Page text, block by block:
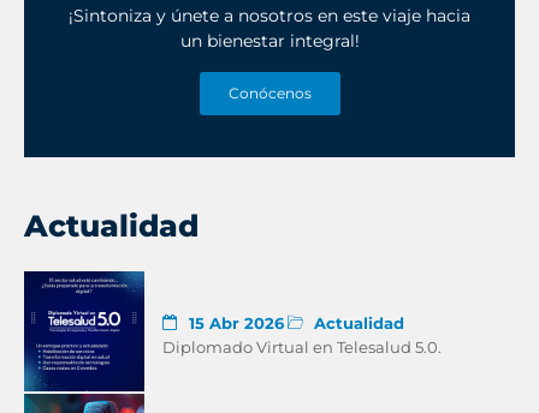
¡Sintoniza y únete a nosotros en este viaje hacia
un bienestar integral!
Conócenos
Actualidad
15 Abr 2026
Actualidad
Diplomado Virtual en Telesalud 5.0.